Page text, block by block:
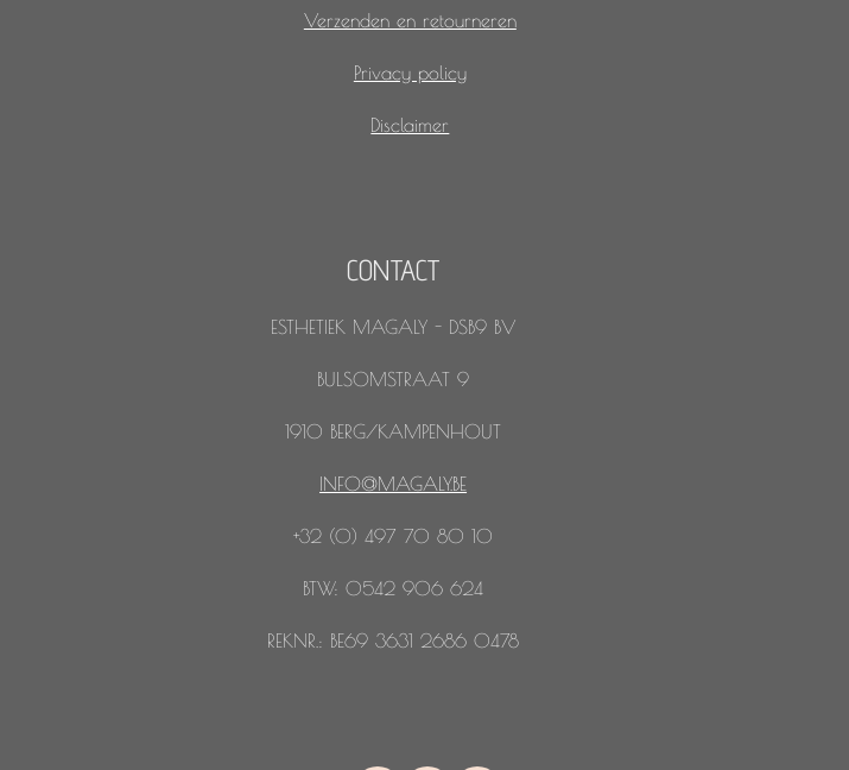
Verzenden en retourneren
Privacy policy
Disclaimer
CONTACT
ESTHETIEK MAGALY - DSB9 BV
BULSOMSTRAAT 9
1910 BERG/KAMPENHOUT
INFO@MAGALY.BE
+32 (0) 497 70 80 10
BTW: 0542 906 624
REKNR.: BE69 3631 2686 0478